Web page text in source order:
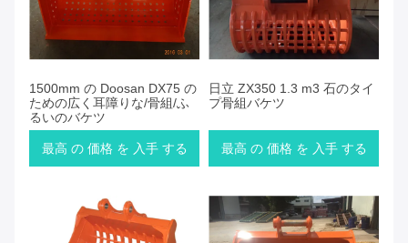
1500mm の Doosan DX75 の
ための広く耳障りな/骨組/ふ
るいのバケツ
最高 の 価格 を 入手 する
日立 ZX350 1.3 m3 石のタイ
プ骨組バケツ
最高 の 価格 を 入手 する